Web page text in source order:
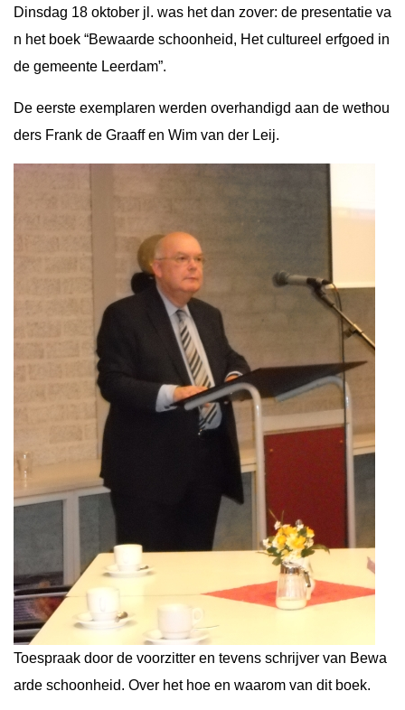
Dinsdag 18 oktober jl. was het dan zover: de presentatie va
n het boek “Bewaarde schoonheid, Het cultureel erfgoed in
de gemeente Leerdam”.
De eerste exemplaren werden overhandigd aan de wethou
ders Frank de Graaff en Wim van der Leij.
Toespraak door de voorzitter en tevens schrijver van Bewa
arde schoonheid. Over het hoe en waarom van dit boek.